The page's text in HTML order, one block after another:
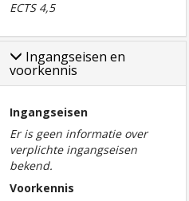
ECTS 4,5
Ingangseisen en
voorkennis
Ingangseisen
Er is geen informatie over
verplichte ingangseisen
bekend.
Voorkennis